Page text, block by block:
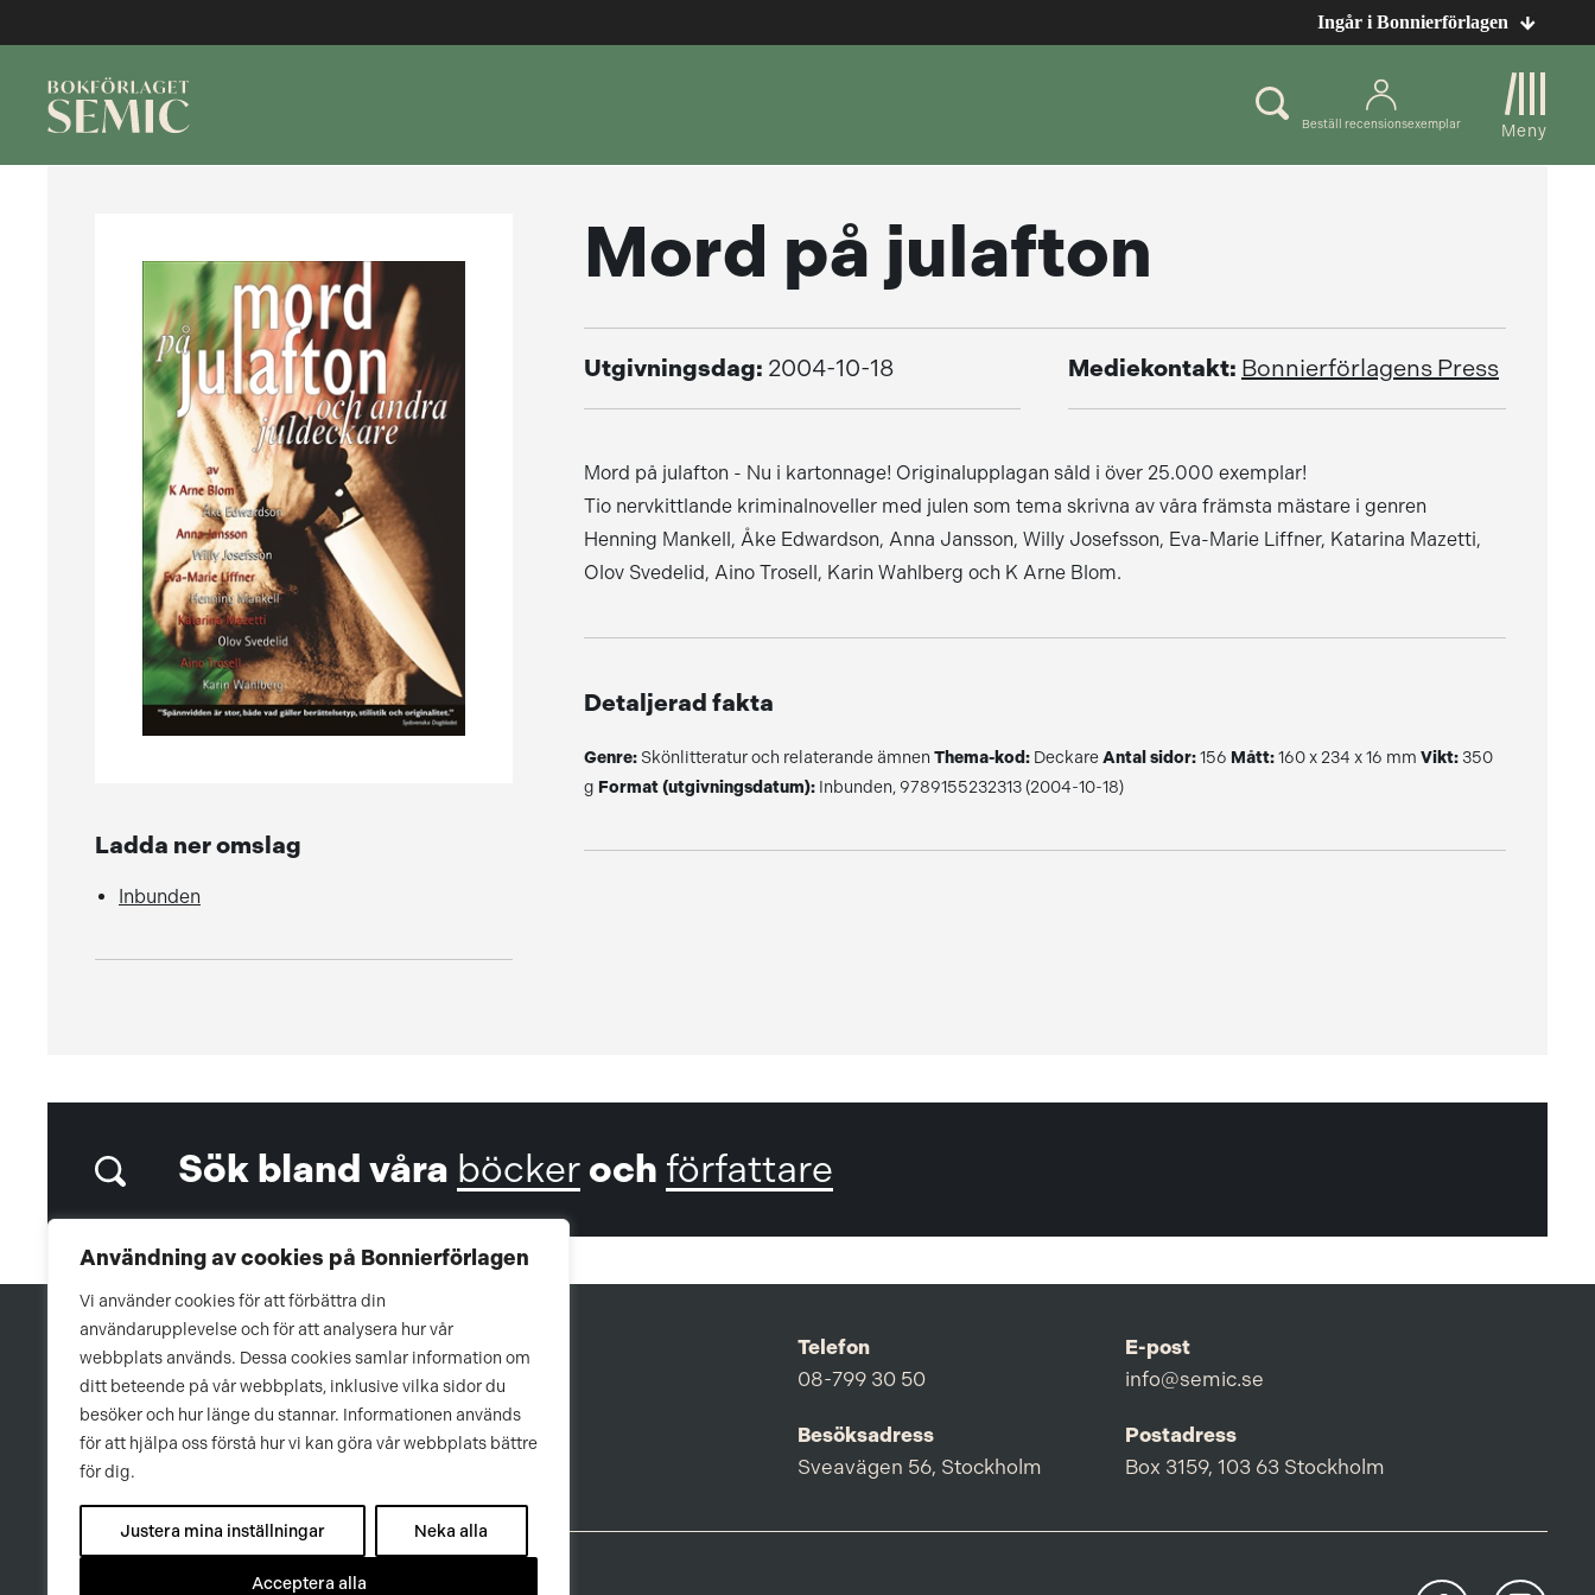
Användning av cookies på Bonnierförlagen
Vi använder cookies för att förbättra din
användarupplevelse och för att analysera hur vår
webbplats används. Dessa cookies samlar information om
ditt beteende på vår webbplats, inklusive vilka sidor du
besöker och hur länge du stannar. Informationen används
för att hjälpa oss förstå hur vi kan göra vår webbplats bättre
för dig.
Justera mina inställningar Neka alla
Acceptera alla
Ingår i Bonnierförlagen
Beställ recensionsexemplar Meny
Ladda ner omslag
Inbunden
Mord på julafton
Utgivningsdag: 2004-10-18 Mediekontakt: Bonnierförlagens Press
Mord på julafton - Nu i kartonnage! Originalupplagan såld i över 25.000 exemplar!
Tio nervkittlande kriminalnoveller med julen som tema skrivna av våra främsta mästare i genren 
Henning Mankell, Åke Edwardson, Anna Jansson, Willy Josefsson, Eva-Marie Liffner, Katarina Mazetti,
Olov Svedelid, Aino Trosell, Karin Wahlberg och K Arne Blom.
Detaljerad fakta
Genre:Skönlitteratur och relaterande ämnen Thema-kod:DeckareAntal sidor:156 Mått:160 x 234 x 16 mm Vikt:350
g Format (utgivningsdatum):Inbunden, 9789155232313 (2004-10-18)
Sök bland våra böcker och författare
Telefon
08-799 30 50
E-post
info@semic.se
Besöksadress
Sveavägen 56, Stockholm
Postadress
Box 3159, 103 63 Stockholm